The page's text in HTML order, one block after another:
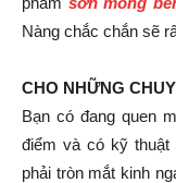
Nàng chắc chắn sẽ
CHO NHỮNG
Bạn có đang quen
điểm và có kỹ
phải tròn mắt kinh